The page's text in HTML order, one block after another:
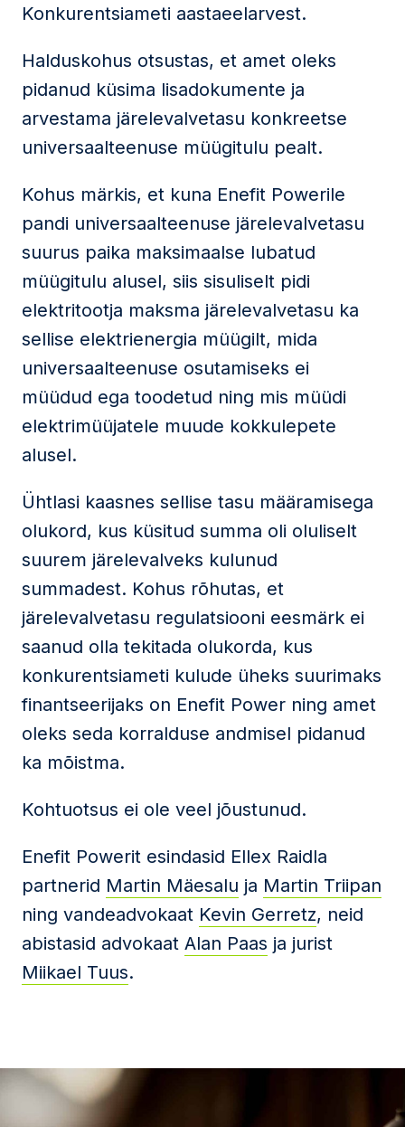
Konkurentsiameti aastaeelarvest.
Halduskohus otsustas, et amet oleks
pidanud küsima lisadokumente ja
arvestama järelevalvetasu konkreetse
universaalteenuse müügitulu pealt.
Kohus märkis, et kuna Enefit Powerile
pandi universaalteenuse järelevalvetasu
suurus paika maksimaalse lubatud
müügitulu alusel, siis sisuliselt pidi
elektritootja maksma järelevalvetasu ka
sellise elektrienergia müügilt, mida
universaalteenuse osutamiseks ei
müüdud ega toodetud ning mis müüdi
elektrimüüjatele muude kokkulepete
alusel.
Ühtlasi kaasnes sellise tasu määramisega
olukord, kus küsitud summa oli oluliselt
suurem järelevalveks kulunud
summadest. Kohus rõhutas, et
järelevalvetasu regulatsiooni eesmärk ei
saanud olla tekitada olukorda, kus
konkurentsiameti kulude üheks suurimaks
finantseerijaks on Enefit Power ning amet
oleks seda korralduse andmisel pidanud
ka mõistma.
Kohtuotsus ei ole veel jõustunud.
Enefit Powerit esindasid Ellex Raidla
partnerid Martin Mäesalu ja Martin Triipan
ning vandeadvokaat Kevin Gerretz, neid
abistasid advokaat Alan Paas ja jurist
Miikael Tuus.